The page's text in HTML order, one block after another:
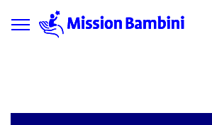
Toggle navigation